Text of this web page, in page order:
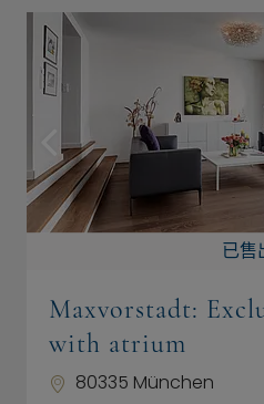
已售
Maxvorstadt:
with atrium
80335 München